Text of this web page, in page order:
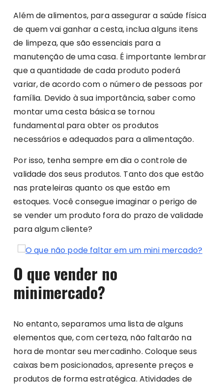
Além de alimentos, para assegurar a saúde física
de quem vai ganhar a cesta, inclua alguns itens
de limpeza, que são essenciais para a
manutenção de uma casa. É importante lembrar
que a quantidade de cada produto poderá
variar, de acordo com o número de pessoas por
família. Devido à sua importância, saber como
montar uma cesta básica se tornou
fundamental para obter os produtos
necessários e adequados para a alimentação.
Por isso, tenha sempre em dia o controle de
validade dos seus produtos. Tanto dos que estão
nas prateleiras quanto os que estão em
estoques. Você consegue imaginar o perigo de
se vender um produto fora do prazo de validade
para algum cliente?
O que vender no
minimercado?
No entanto, separamos uma lista de alguns
elementos que, com certeza, não faltarão na
hora de montar seu mercadinho. Coloque seus
caixas bem posicionados, apresente preços e
produtos de forma estratégica. Atividades de